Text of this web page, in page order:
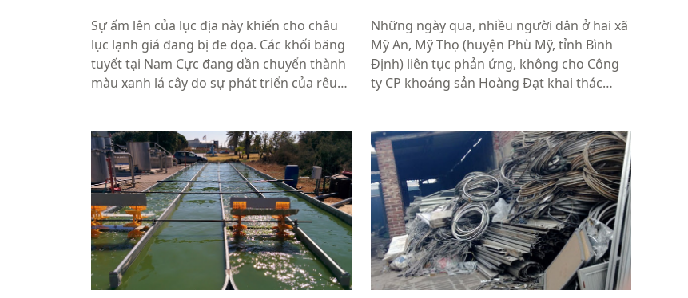
Sự ấm lên của lục địa này khiến cho châu
lục lạnh giá đang bị đe dọa. Các khối băng
tuyết tại Nam Cực đang dần chuyển thành
màu xanh lá cây do sự phát triển của rêu
báo đó chính là ruồi và những ...
nguồn nước.
Những ngày qua, nhiều người dân ở hai xã
Mỹ An, Mỹ Thọ (huyện Phù Mỹ, tỉnh Bình
Định) liên tục phản ứng, không cho Công
ty CP khoáng sản Hoàng Đạt khai thác
Biotan khai thác titan tại xã M...